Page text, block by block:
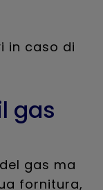
in caso di
gas
gas ma
fornitura,